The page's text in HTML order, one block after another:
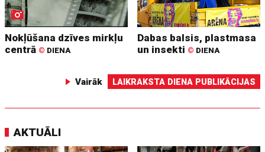
Nokļūšana dzīves mirkļu
centrā © DIENA
Dabas balsis, plastmasa
un insekti © DIENA
Vairāk LAIKRAKSTA DIENA PUBLIKĀCIJAS
AKTUĀLI